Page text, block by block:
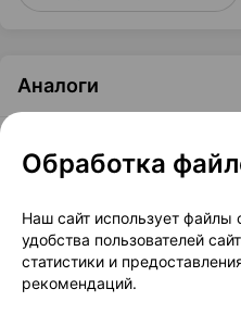
Аналоги
× 1
Инструкция
9,83 —
Обработка
Наш сайт использует файлы
удобства пользователей
статистики и
рекомендаций.